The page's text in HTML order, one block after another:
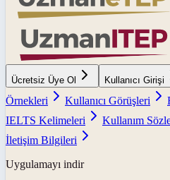
Ücretsiz Üye Ol Kullanıcı Girişi
Örnekleri
Kullanıcı Görüşleri
IELTS Kelimeleri
Kullanım
İletişim Bilgileri
Uygulamayı indir